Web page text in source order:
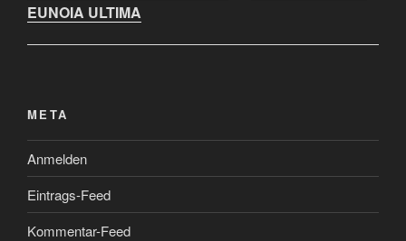
EUNOIA ULTIMA
META
Anmelden
Eintrags-Feed
Kommentar-Feed